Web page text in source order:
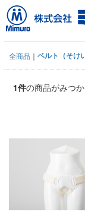
全商品 ベルト（そけ
1件の商品がみつか